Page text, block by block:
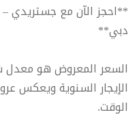
**احجز الآن مع جستريدي
دبي**
السعر المعروض هو
الإيجار السنوية ويعكس
الوقت.